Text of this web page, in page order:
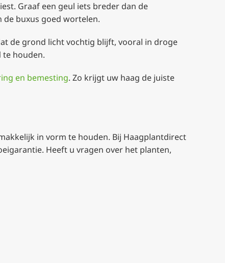
Graaf een geul iets breder dan de
buxus goed wortelen.
de grond licht vochtig blijft, vooral in droge
te houden.
en bemesting. Zo krijgt uw haag de juiste
in vorm te houden. Bij Haagplantdirect
Heeft u vragen over het planten,